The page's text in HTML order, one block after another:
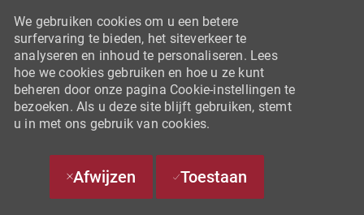
We gebruiken cookies om u een betere
surfervaring te bieden, het siteverkeer te
analyseren en inhoud te personaliseren. Lees
hoe we cookies gebruiken en hoe u ze kunt
beheren door onze pagina Cookie-instellingen te
bezoeken. Als u deze site blijft gebruiken, stemt
u in met ons gebruik van cookies.
Afwijzen Toestaan